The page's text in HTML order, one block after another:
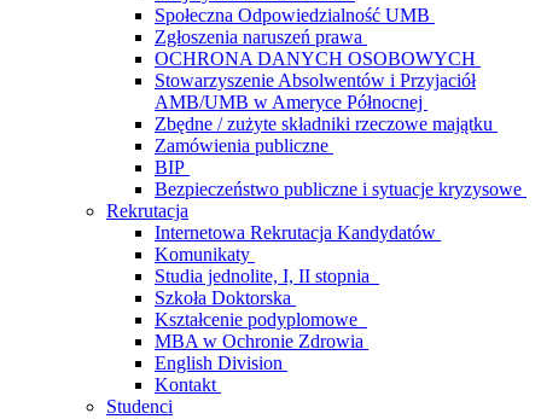
Społeczna Odpowiedzialność UMB
Zgłoszenia naruszeń prawa
OCHRONA DANYCH OSOBOWYCH
Stowarzyszenie Absolwentów i Przyjaciół
AMB/UMB w Ameryce Północnej
Zbędne / zużyte składniki rzeczowe majątku
Zamówienia publiczne
BIP
Bezpieczeństwo publiczne i sytuacje kryzysowe
Rekrutacja
Internetowa Rekrutacja Kandydatów
Komunikaty
Studia jednolite, I, II stopnia
Szkoła Doktorska
Kształcenie podyplomowe
MBA w Ochronie Zdrowia
English Division
Kontakt
Studenci